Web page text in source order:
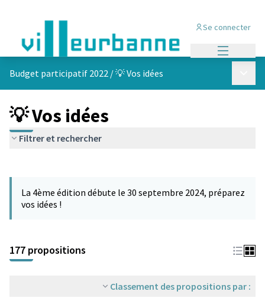
Se connecter
Budget participatif 2022 /💡 Vos idées
💡 Vos idées
Filtrer et rechercher
−
La 4ème édition débute le 30 septembre 2024, préparez
vos idées !
177 propositions
Classement des propositions par :